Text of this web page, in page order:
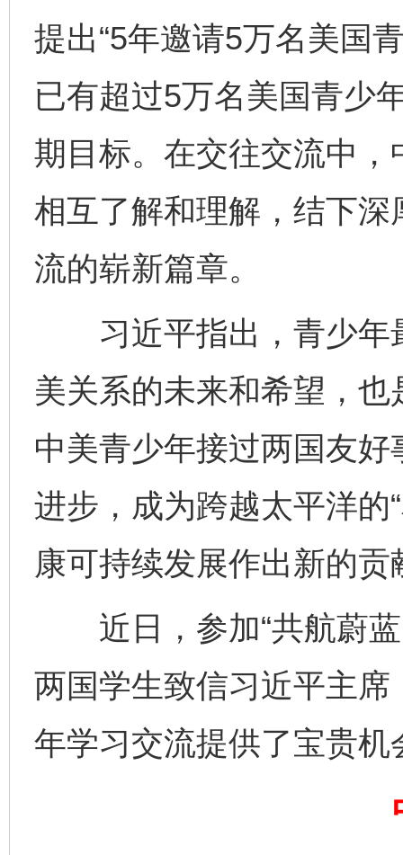
提出“5年邀请5万名美国
已有超过5万名美国青少
期目标。在交往交流中
相互了解和理解，结下
流的崭新篇章。
习近平指出，青少年
美关系的未来和希望，
中美青少年接过两国友
进步，成为跨越太平洋的
康可持续发展作出新的贡
近日，参加“共航蔚蓝
两国学生致信习近平主席
年学习交流提供了宝贵机
完善运行机制助力责任有效落实 一纸欠